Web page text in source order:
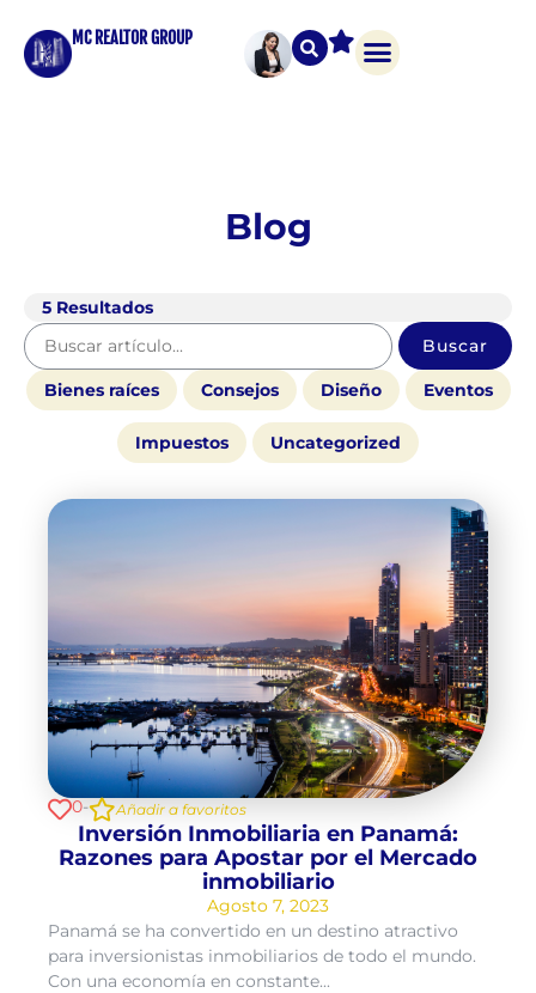
MC REALTOR GROUP
Blog
5 Resultados
Buscar
Bienes raíces Consejos Diseño Eventos
Impuestos Uncategorized
0- Añadir a favoritos
Inversión Inmobiliaria en Panamá:
Razones para Apostar por el Mercado
inmobiliario
Agosto 7, 2023
Panamá se ha convertido en un destino atractivo
para inversionistas inmobiliarios de todo el mundo.
Con una economía en constante...